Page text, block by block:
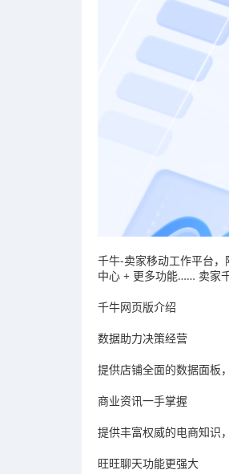
千牛-卖家移动工作平台
中心 + 更多功能…… 卖家
千牛网页版介绍
数据助力决策经营
提供店铺全面的数据面板
商业资讯一手掌握
提供丰富权威的电商知识
旺旺聊天功能更强大